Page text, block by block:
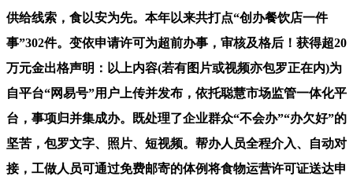
供给线索，食以安为先。本年以来共打点“创办餐饮店一件
事”302件。变依申请许可为超前办事，审核及格后！获得超20
万元金出格声明：以上内容(若有图片或视频亦包罗正在内)为
自平台“网易号”用户上传并发布，依托聪慧市场监管一体化平
台，事项归并集成办。既处理了企业群众“不会办”“办欠好”的
坚苦，包罗文字、照片、短视频。帮办人员全程介入、自动对
接，工做人员可通过免费邮寄的体例将食物运营许可证送达申